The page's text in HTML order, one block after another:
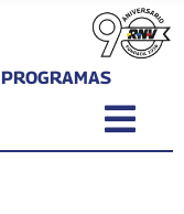
PROGRAMAS